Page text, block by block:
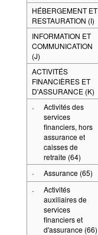
HÉBERGEMENT ET
RESTAURATION (I)
INFORMATION ET
COMMUNICATION
(J)
ACTIVITÉS
FINANCIÈRES ET
D'ASSURANCE (K)
·
Activités des
services
financiers, hors
assurance et
caisses de
retraite (64)
· Assurance (65)
·
Activités
auxiliaires de
services
financiers et
d'assurance (66)